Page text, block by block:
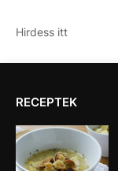
Hirdess itt
RECEPTEK